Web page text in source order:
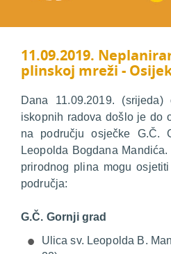
11.09.2019.
plinskoj mreži -
Dana 11.09.2019.
iskopnih radova došlo je do
na području osječke G.Č.
Leopolda Bogdana
prirodnog plina mogu
područja:
G.Č. Gornji grad
Ulica sv. Leopolda B.